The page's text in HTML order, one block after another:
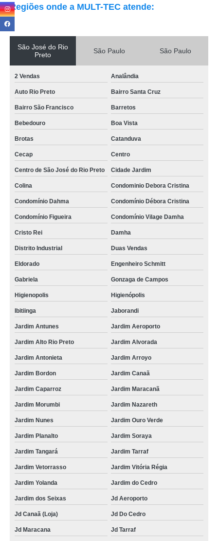
Regiões onde a MULT-TEC atende:
São José do Rio
Preto
São Paulo São Paulo
2 Vendas Analândia
Auto Rio Preto Bairro Santa Cruz
Bairro São Francisco Barretos
Bebedouro Boa Vista
Brotas Catanduva
Cecap Centro
Centro de São José do Rio Preto Cidade Jardim
Colina Condominio Debora Cristina
Condomínio Dahma Condomínio Débora Cristina
Condomínio Figueira Condomínio Vilage Damha
Cristo Rei Damha
Distrito Industrial Duas Vendas
Eldorado Engenheiro Schmitt
Gabriela Gonzaga de Campos
Higienopolis Higienópolis
Ibitiinga Jaborandi
Jardim Antunes Jardim Aeroporto
Jardim Alto Rio Preto Jardim Alvorada
Jardim Antonieta Jardim Arroyo
Jardim Bordon Jardim Canaã
Jardim Caparroz Jardim Maracanã
Jardim Morumbi Jardim Nazareth
Jardim Nunes Jardim Ouro Verde
Jardim Planalto Jardim Soraya
Jardim Tangará Jardim Tarraf
Jardim Vetorrasso Jardim Vitória Régia
Jardim Yolanda Jardim do Cedro
Jardim dos Seixas Jd Aeroporto
Jd Canaã (Loja) Jd Do Cedro
Jd Maracana Jd Tarraf